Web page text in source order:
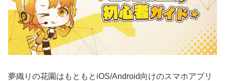
夢織りの花園はもともとiOS/Android向けのスマホアプリ